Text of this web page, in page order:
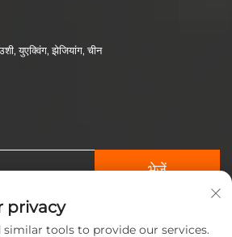
युएक्विंग, झेजियांग, चीन
भेजें
privacy
similar tools to provide our services.